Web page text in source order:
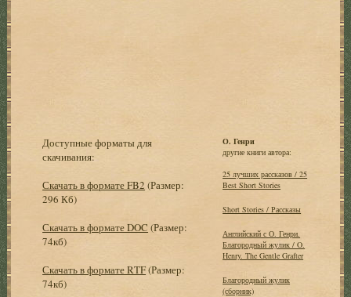
Доступные форматы для
скачивания:
Скачать в формате FB2 (Размер:
296 Кб)
Скачать в формате DOC (Размер:
74кб)
Скачать в формате RTF(Размер:
74кб)
О. Генри
другие книги автора:
25 лучших рассказов / 25
Best Short Stories
Short Stories / Рассказы
Английский с О. Генри.
Благородный жулик / O.
Henry. The Gentle Grafter
Благородный жулик
(сборник)